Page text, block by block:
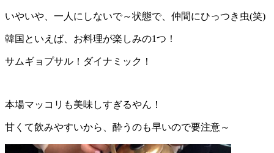
いやいや、一人にしないで～状態で、仲間にひっつき虫(笑)
韓国といえば、お料理が楽しみの1つ！
サムギョプサル！ダイナミック！
本場マッコリも美味しすぎるやん！
甘くて飲みやすいから、酔うのも早いので要注意～